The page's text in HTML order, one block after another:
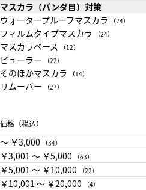
マスカラ（パンダ目）対策
ウォータープルーフマスカラ
（24）
フィルムタイプマスカラ （24）
マスカラベース （12）
ビューラー （22）
そのほかマスカラ （14）
リムーバー （27）
価格（税込）
〜 ￥3,000 （34）
￥3,001 〜 ￥5,000 （63）
￥5,001 〜 ￥10,000 （22）
￥10,001 〜 ￥20,000 （4）